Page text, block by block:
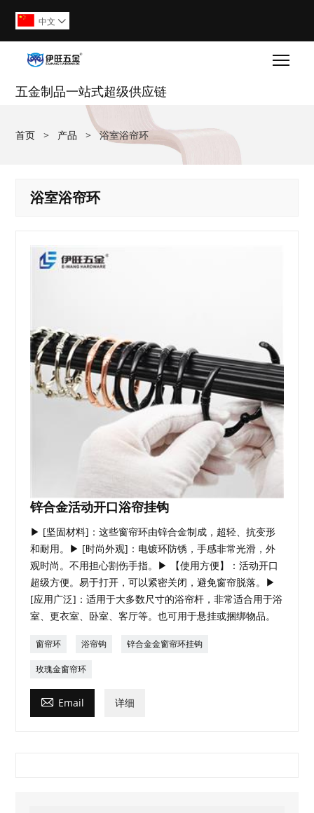
中文 
五金制品一站式超级供应链
首页 > 产品 > 浴室浴帘环
浴室浴帘环
锌合金活动开口浴帘挂钩
▶ [坚固材料]：这些窗帘环由锌合金制成，超轻、抗变形
和耐用。▶ [时尚外观]：电镀环防锈，手感非常光滑，外
观时尚。不用担心割伤手指。▶ 【使用方便】：活动开口
超级方便。易于打开，可以紧密关闭，避免窗帘脱落。▶
[应用广泛]：适用于大多数尺寸的浴帘杆，非常适合用于浴
室、更衣室、卧室、客厅等。也可用于悬挂或捆绑物品。
窗帘环 浴帘钩 锌合金金窗帘环挂钩
玫瑰金窗帘环
 Email 详细